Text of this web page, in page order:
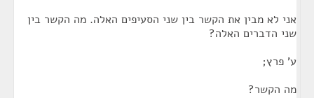
אני לא מבין את הקשר בין שני הסעיפים האלה. מה הקשר בין
שני הדברים האלה?
ע' פרץ;
מה הקשר?